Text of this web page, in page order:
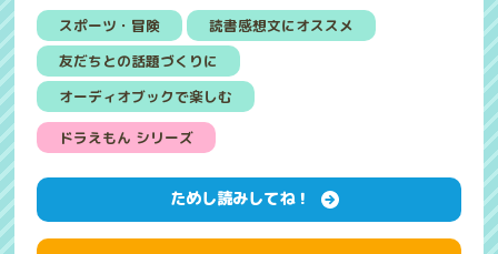
スポーツ・冒険
読書感想文にオススメ
友だちとの話題づくりに
オーディオブックで楽しむ
ドラえもん シリーズ
ためし読みしてね！